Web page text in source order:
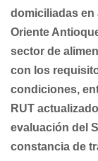
domiciliadas en
Oriente
sector de
con los
condiciones,
RUT
evaluación del
constancia de